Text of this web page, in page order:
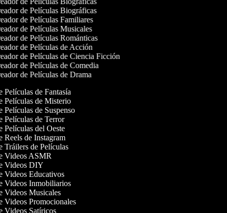
de Películas Biográficas
de Películas Familiares
de Películas Musicales
de Películas Románticas
de Películas de Acción
de Películas de Ciencia Ficción
de Películas de Comedia
de Películas de Drama
Películas de Fantasía
Películas de Misterio
Películas de Suspenso
Películas de Terror
Películas del Oeste
Reels de Instagram
Tráilers de Películas
Videos ASMR
Videos DIY
Videos Educativos
Videos Inmobiliarios
Videos Musicales
Videos Promocionales
Videos Satíricos